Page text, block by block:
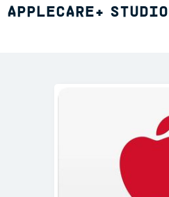
APPLECARE+